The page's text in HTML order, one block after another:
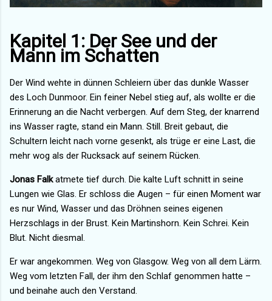
Kapitel 1: Der See und der
Mann im Schatten
Der Wind wehte in dünnen Schleiern über das dunkle Wasser
des Loch Dunmoor. Ein feiner Nebel stieg auf, als wollte er die
Erinnerung an die Nacht verbergen. Auf dem Steg, der knarrend
ins Wasser ragte, stand ein Mann. Still. Breit gebaut, die
Schultern leicht nach vorne gesenkt, als trüge er eine Last, die
mehr wog als der Rucksack auf seinem Rücken.
Jonas Falkatmete tief durch. Die kalte Luft schnitt in seine
Lungen wie Glas. Er schloss die Augen – für einen Moment war
es nur Wind, Wasser und das Dröhnen seines eigenen
Herzschlags in der Brust. Kein Martinshorn. Kein Schrei. Kein
Blut. Nicht diesmal.
Er war angekommen. Weg von Glasgow. Weg von all dem Lärm.
Weg vom letzten Fall, der ihm den Schlaf genommen hatte –
und beinahe auch den Verstand.